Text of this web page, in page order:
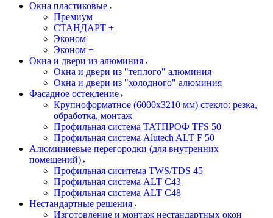
Окна пластиковые
Премиум
СТАНДАРТ +
Эконом
Эконом +
Окна и двери из алюминия
Окна и двери из "теплого" алюминия
Окна и двери из "холодного" алюминия
Фасадное остекление
Крупноформатное (6000x3210 мм) стекло: резка,
обработка, монтаж
Профильная система ТАТПРОФ TFS 50
Профильная система Alutech ALT F 50
Алюминиевые перегородки (для внутренних
помещений)
Профильная сиситема TWS/TDS 45
Профильная система ALT C43
Профильная система ALT C48
Нестандартные решения
Изготовление и монтаж нестандартных окон